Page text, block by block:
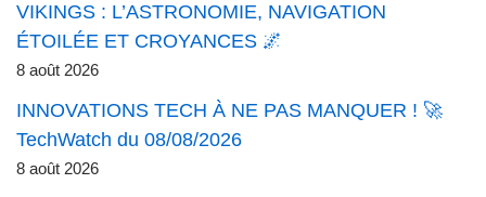
VIKINGS : L’ASTRONOMIE, NAVIGATION
ÉTOILÉE ET CROYANCES 🌌
8 août 2026
INNOVATIONS TECH À NE PAS MANQUER ! 🚀
TechWatch du 08/08/2026
8 août 2026